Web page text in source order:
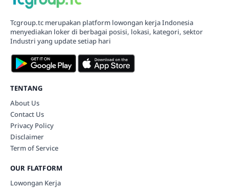
Tcgroup.tc merupakan platform lowongan kerja Indonesia
menyediakan loker di berbagai posisi, lokasi, kategori, sektor
Industri yang update setiap hari
TENTANG
About Us
Contact Us
Privacy Policy
Disclaimer
Term of Service
OUR FLATFORM
Lowongan Kerja